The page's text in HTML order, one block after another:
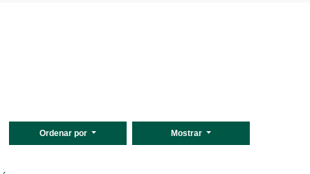
Ordenar por Mostrar